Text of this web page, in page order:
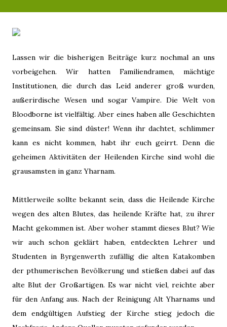
Lassen wir die bisherigen Beiträge kurz nochmal an uns
vorbeigehen. Wir hatten Familiendramen, mächtige
Institutionen, die durch das Leid anderer groß wurden,
außerirdische Wesen und sogar Vampire. Die Welt von
Bloodborne ist vielfältig. Aber eines haben alle Geschichten
gemeinsam. Sie sind düster! Wenn ihr dachtet, schlimmer
kann es nicht kommen, habt ihr euch geirrt. Denn die
geheimen Aktivitäten der Heilenden Kirche sind wohl die
grausamsten in ganz Yharnam.
Mittlerweile sollte bekannt sein, dass die Heilende Kirche
wegen des alten Blutes, das heilende Kräfte hat, zu ihrer
Macht gekommen ist. Aber woher stammt dieses Blut? Wie
wir auch schon geklärt haben, entdeckten Lehrer und
Studenten in Byrgenwerth zufällig die alten Katakomben
der pthumerischen Bevölkerung und stießen dabei auf das
alte Blut der Großartigen. Es war nicht viel, reichte aber
für den Anfang aus. Nach der Reinigung Alt Yharnams und
dem endgültigen Aufstieg der Kirche stieg jedoch die